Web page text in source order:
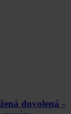
dovolená -